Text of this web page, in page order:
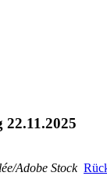
Adobe Stock